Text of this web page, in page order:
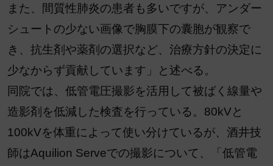
また、間質性肺炎の患者も多いですが、アンダー
シュートの少ない画像で胸膜下の囊胞が観察で
き、抗生剤や薬剤の選択など、治療方針の決定に
少なからず貢献しています」と述べる。
同院では、低管電圧撮影を活用して被ばく線量や
造影剤を低減した検査を行っている。80kVと
100kVを体重によって使い分けているが、酒井技
師はAquilion Serveでの撮影について、「低管電